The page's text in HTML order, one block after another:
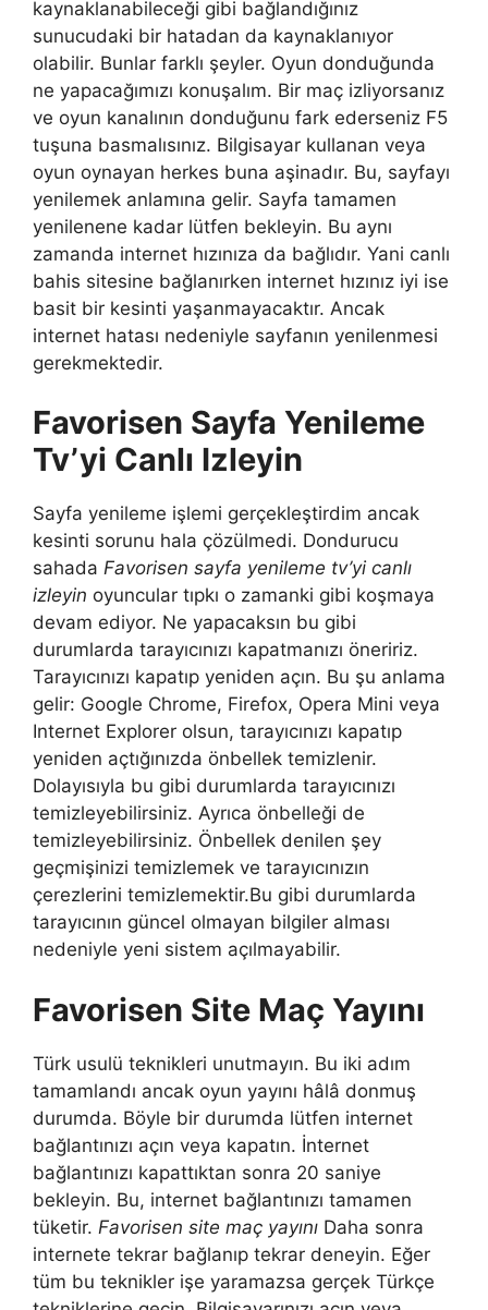
kaynaklanabileceği gibi bağlandığınız
sunucudaki bir hatadan da kaynaklanıyor
olabilir. Bunlar farklı şeyler. Oyun donduğunda
ne yapacağımızı konuşalım. Bir maç izliyorsanız
ve oyun kanalının donduğunu fark ederseniz F5
tuşuna basmalısınız. Bilgisayar kullanan veya
oyun oynayan herkes buna aşinadır. Bu, sayfayı
yenilemek anlamına gelir. Sayfa tamamen
yenilenene kadar lütfen bekleyin. Bu aynı
zamanda internet hızınıza da bağlıdır. Yani canlı
bahis sitesine bağlanırken internet hızınız iyi ise
basit bir kesinti yaşanmayacaktır. Ancak
internet hatası nedeniyle sayfanın yenilenmesi
gerekmektedir.
Favorisen Sayfa Yenileme
Tv’yi Canlı Izleyin
Sayfa yenileme işlemi gerçekleştirdim ancak
kesinti sorunu hala çözülmedi. Dondurucu
sahada Favorisen sayfa yenileme tv’yi canlı
izleyin oyuncular tıpkı o zamanki gibi koşmaya
devam ediyor. Ne yapacaksın bu gibi
durumlarda tarayıcınızı kapatmanızı öneririz.
Tarayıcınızı kapatıp yeniden açın. Bu şu anlama
gelir: Google Chrome, Firefox, Opera Mini veya
Internet Explorer olsun, tarayıcınızı kapatıp
yeniden açtığınızda önbellek temizlenir.
Dolayısıyla bu gibi durumlarda tarayıcınızı
temizleyebilirsiniz. Ayrıca önbelleği de
temizleyebilirsiniz. Önbellek denilen şey
geçmişinizi temizlemek ve tarayıcınızın
çerezlerini temizlemektir.Bu gibi durumlarda
tarayıcının güncel olmayan bilgiler alması
nedeniyle yeni sistem açılmayabilir.
Favorisen Site Maç Yayını
Türk usulü teknikleri unutmayın. Bu iki adım
tamamlandı ancak oyun yayını hâlâ donmuş
durumda. Böyle bir durumda lütfen internet
bağlantınızı açın veya kapatın. İnternet
bağlantınızı kapattıktan sonra 20 saniye
bekleyin. Bu, internet bağlantınızı tamamen
tüketir. Favorisen site maç yayını Daha sonra
internete tekrar bağlanıp tekrar deneyin. Eğer
tüm bu teknikler işe yaramazsa gerçek Türkçe